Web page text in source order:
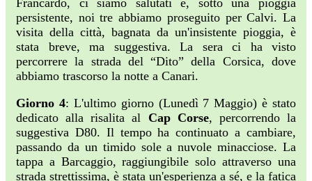
Francardo, ci siamo salutati e, sotto una pioggia
persistente, noi tre abbiamo proseguito per Calvi. La
visita della città, bagnata da un'insistente pioggia, è
stata breve, ma suggestiva. La sera ci ha visto
percorrere la strada del “Dito” della Corsica, dove
abbiamo trascorso la notte a Canari.
Giorno 4: L'ultimo giorno (Lunedì 7 Maggio) è stato
dedicato alla risalita al Cap Corse, percorrendo la
suggestiva D80. Il tempo ha continuato a cambiare,
passando da un timido sole a nuvole minacciose. La
tappa a Barcaggio, raggiungibile solo attraverso una
strada strettissima, è stata un'esperienza a sé, e la fatica